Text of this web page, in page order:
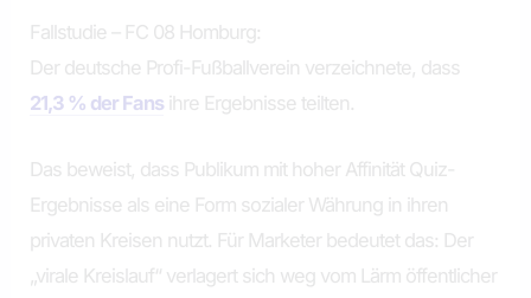
Fallstudie – FC 08 Homburg:
Der deutsche Profi-Fußballverein verzeichnete, dass
21,3 % der Fans ihre Ergebnisse teilten.
Das beweist, dass Publikum mit hoher Affinität Quiz-
Ergebnisse als eine Form sozialer Währung in ihren
privaten Kreisen nutzt. Für Marketer bedeutet das: Der
„virale Kreislauf“ verlagert sich weg vom Lärm öffentlicher